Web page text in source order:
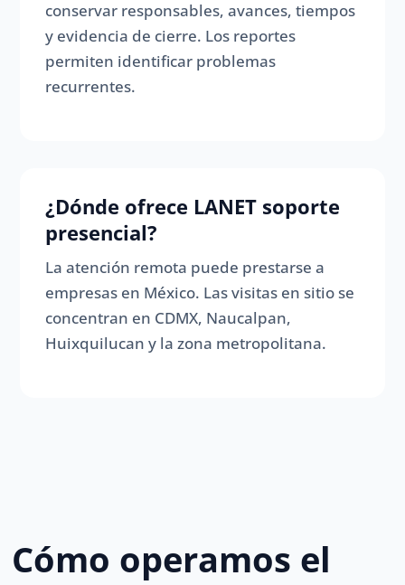
conservar responsables, avances, tiempos
y evidencia de cierre. Los reportes
permiten identificar problemas
recurrentes.
¿Dónde ofrece LANET soporte
presencial?
La atención remota puede prestarse a
empresas en México. Las visitas en sitio se
concentran en CDMX, Naucalpan,
Huixquilucan y la zona metropolitana.
Cómo operamos el